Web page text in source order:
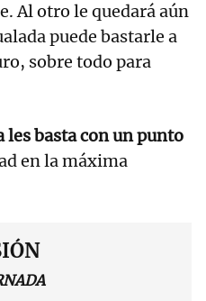
Al otro le quedará aún
puede bastarle a
sobre todo para
les basta con un punto
en la máxima